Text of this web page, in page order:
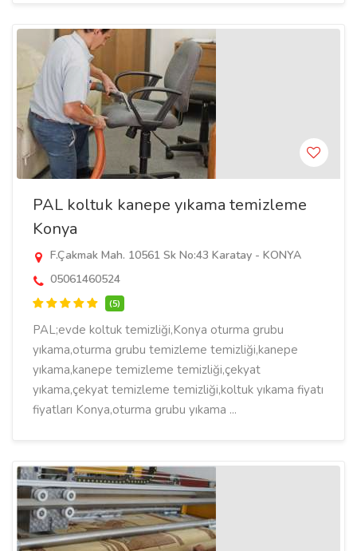
PAL koltuk kanepe yıkama temizleme
Konya
F.Çakmak Mah. 10561 Sk No:43 Karatay - KONYA
05061460524
(5)
PAL;evde koltuk temizliği,Konya oturma grubu
yıkama,oturma grubu temizleme temizliği,kanepe
yıkama,kanepe temizleme temizliği,çekyat
yıkama,çekyat temizleme temizliği,koltuk yıkama fiyatı
fiyatları Konya,oturma grubu yıkama ...